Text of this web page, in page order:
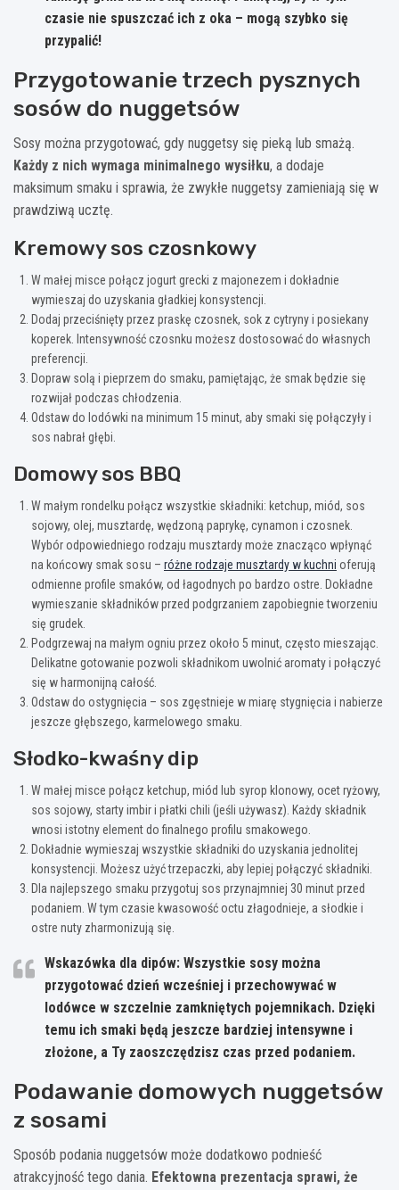
czasie nie spuszczać ich z oka – mogą szybko się
przypalić!
Przygotowanie trzech pysznych
sosów do nuggetsów
Sosy można przygotować, gdy nuggetsy się pieką lub smażą.
Każdy z nich wymaga minimalnego wysiłku, a dodaje
maksimum smaku i sprawia, że zwykłe nuggetsy zamieniają się w
prawdziwą ucztę.
Kremowy sos czosnkowy
W małej misce połącz jogurt grecki z majonezem i dokładnie
wymieszaj do uzyskania gładkiej konsystencji.
Dodaj przeciśnięty przez praskę czosnek, sok z cytryny i posiekany
koperek. Intensywność czosnku możesz dostosować do własnych
preferencji.
Dopraw solą i pieprzem do smaku, pamiętając, że smak będzie się
rozwijał podczas chłodzenia.
Odstaw do lodówki na minimum 15 minut, aby smaki się połączyły i
sos nabrał głębi.
Domowy sos BBQ
W małym rondelku połącz wszystkie składniki: ketchup, miód, sos
sojowy, olej, musztardę, wędzoną paprykę, cynamon i czosnek.
Wybór odpowiedniego rodzaju musztardy może znacząco wpłynąć
na końcowy smak sosu – różne rodzaje musztardy w kuchni oferują
odmienne profile smaków, od łagodnych po bardzo ostre. Dokładne
wymieszanie składników przed podgrzaniem zapobiegnie tworzeniu
się grudek.
Podgrzewaj na małym ogniu przez około 5 minut, często mieszając.
Delikatne gotowanie pozwoli składnikom uwolnić aromaty i połączyć
się w harmonijną całość.
Odstaw do ostygnięcia – sos zgęstnieje w miarę stygnięcia i nabierze
jeszcze głębszego, karmelowego smaku.
Słodko-kwaśny dip
W małej misce połącz ketchup, miód lub syrop klonowy, ocet ryżowy,
sos sojowy, starty imbir i płatki chili (jeśli używasz). Każdy składnik
wnosi istotny element do finalnego profilu smakowego.
Dokładnie wymieszaj wszystkie składniki do uzyskania jednolitej
konsystencji. Możesz użyć trzepaczki, aby lepiej połączyć składniki.
Dla najlepszego smaku przygotuj sos przynajmniej 30 minut przed
podaniem. W tym czasie kwasowość octu złagodnieje, a słodkie i
ostre nuty zharmonizują się.
Wskazówka dla dipów: Wszystkie sosy można
przygotować dzień wcześniej i przechowywać w
lodówce w szczelnie zamkniętych pojemnikach. Dzięki
temu ich smaki będą jeszcze bardziej intensywne i
złożone, a Ty zaoszczędzisz czas przed podaniem.
Podawanie domowych nuggetsów
z sosami
Sposób podania nuggetsów może dodatkowo podnieść
atrakcyjność tego dania. Efektowna prezentacja sprawi, że